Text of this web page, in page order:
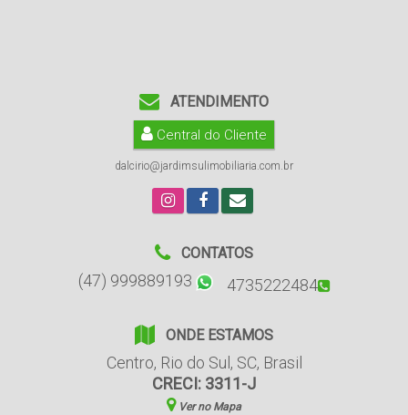
ATENDIMENTO
Central do Cliente
dalcirio@jardimsulimobiliaria.com.br
CONTATOS
(47) 999889193 4735222484
ONDE ESTAMOS
Centro, Rio do Sul , SC, Brasil
CRECI: 3311-J
Ver no Mapa